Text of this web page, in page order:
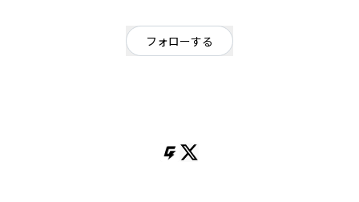
フォローする
も多数出演。